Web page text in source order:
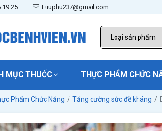
Luuphu237@gmail.com
MỤC THUỐC THỰC PHẨM CHỨC
Phẩm Chức Năng Tăng cường sức đề kháng